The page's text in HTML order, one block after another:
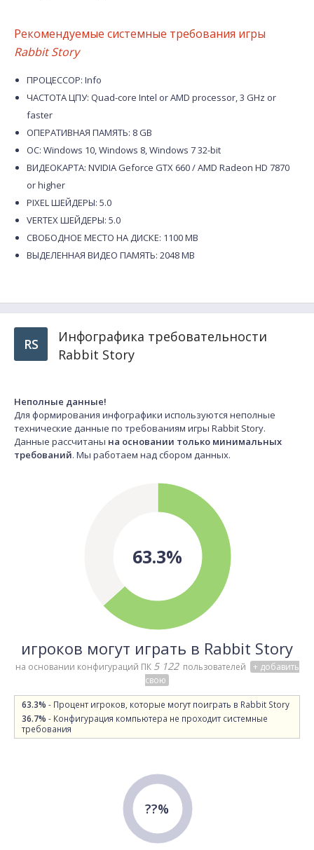
Рекомендуемые системные требования игры
Rabbit Story
ПРОЦЕССОР: Info
ЧАСТОТА ЦПУ: Quad-core Intel or AMD processor, 3 GHz or
faster
ОПЕРАТИВНАЯ ПАМЯТЬ: 8 GB
ОС: Windows 10, Windows 8, Windows 7 32-bit
ВИДЕОКАРТА: NVIDIA Geforce GTX 660 / AMD Radeon HD 7870
or higher
PIXEL ШЕЙДЕРЫ: 5.0
VERTEX ШЕЙДЕРЫ: 5.0
СВОБОДНОЕ МЕСТО НА ДИСКЕ: 1100 MB
ВЫДЕЛЕННАЯ ВИДЕО ПАМЯТЬ: 2048 MB
RS
Инфографика требовательности
Rabbit Story
Неполные данные!
Для формирования инфографики используются неполные
технические данные по требованиям игры Rabbit Story.
Данные рассчитаны на основании только минимальных
требований. Мы работаем над сбором данных.
63.3%
игроков могут играть в Rabbit Story
на основании конфигураций ПК 5 122 пользователей
+ добавить
свою
63.3% - Процент игроков, которые могут поиграть в Rabbit Story
36.7% - Конфигурация компьютера не проходит системные
требования
??%